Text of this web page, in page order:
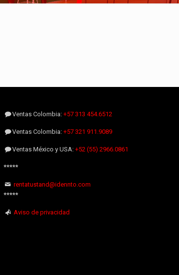
Ventas Colombia:+57 313 454.6512
Ventas Colombia:+57 321 911.9089
Ventas México y USA:+52 (55) 2966.0861
*****
rentatustand@idennto.com
*****
Aviso de privacidad